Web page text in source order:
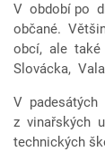
V období po
občané.
obcí, ale také
Slovácka,
V
z vinařských
technických